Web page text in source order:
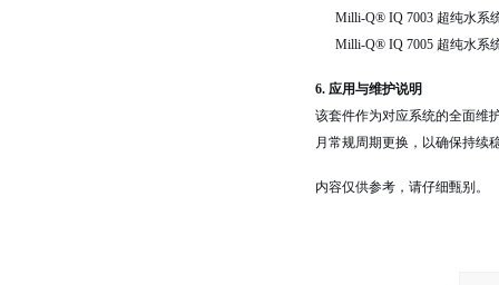
Milli-Q® IQ 7003 超纯水系
Milli-Q® IQ 7005 超纯水系
6. 应用与维护说明
该套件作为对应系统的全面维
月常规周期更换，以确保持续
内容仅供参考，请仔细甄别。